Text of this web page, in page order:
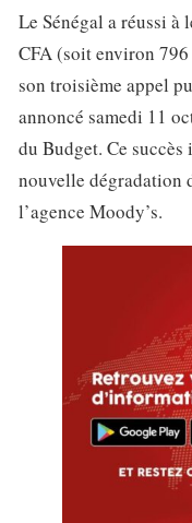
Le Sénégal a réussi
CFA (soit environ
son troisième appel
annoncé samedi 11
du Budget. Ce
nouvelle dégradation
l’agence Moody’s.